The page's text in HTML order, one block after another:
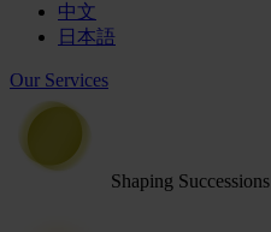
中文
日本語
Our Services
Shaping Successions